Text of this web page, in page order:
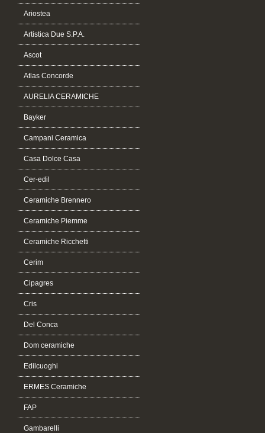
Ariostea
Artistica Due S.P.A.
Ascot
Atlas Concorde
AURELIA CERAMICHE
Bayker
Campani Ceramica
Casa Dolce Casa
Cer-edil
Ceramiche Brennero
Ceramiche Piemme
Ceramiche Ricchetti
Cerim
Cipagres
Cris
Del Conca
Dom ceramiche
Edilcuoghi
ERMES Ceramiche
FAP
Gambarelli